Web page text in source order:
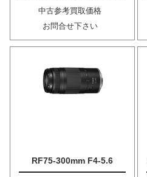
中古参考買取価格
お問合せ下さい
RF75-300mm F4-5.6